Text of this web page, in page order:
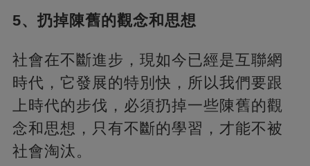
5、扔掉陳舊的觀念和思想
社會在不斷進步，現如今已經是互聯網
時代，它發展的特別快，所以我們要跟
上時代的步伐，必須扔掉一些陳舊的觀
念和思想，只有不斷的學習，才能不被
社會淘汰。